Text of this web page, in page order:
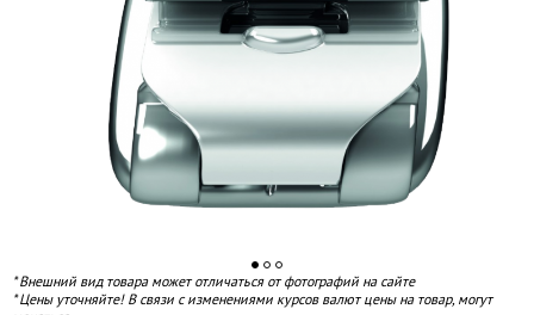
* Внешний вид товара может отличаться от фотографий на сайте
* Цены уточняйте! В связи с изменениями курсов валют цены на товар, могут